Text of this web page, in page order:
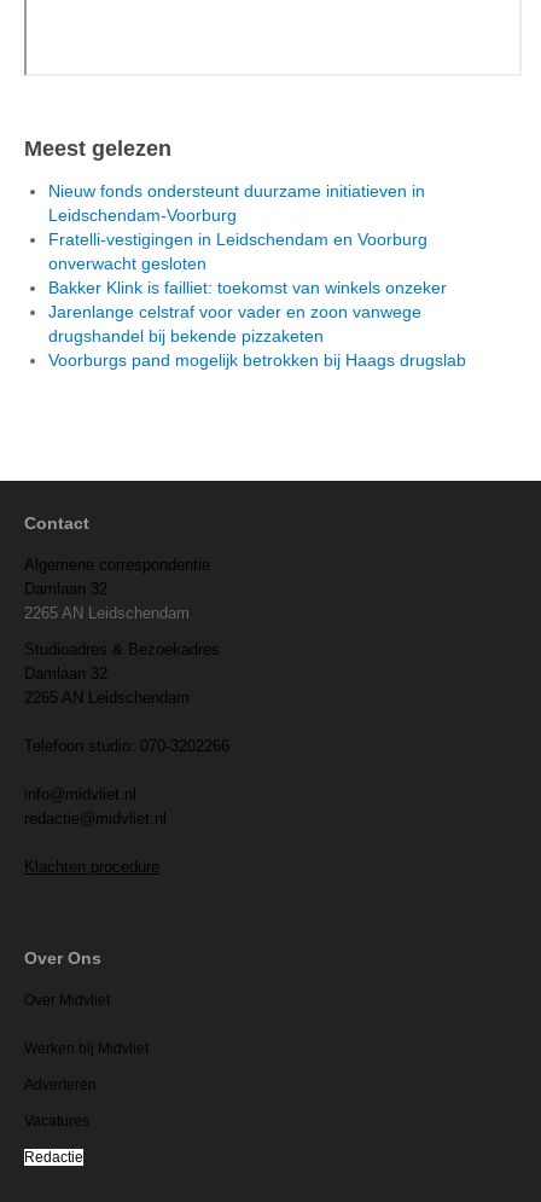
Meest gelezen
Nieuw fonds ondersteunt duurzame initiatieven in
Leidschendam-Voorburg
Fratelli-vestigingen in Leidschendam en Voorburg
onverwacht gesloten
Bakker Klink is failliet: toekomst van winkels onzeker
Jarenlange celstraf voor vader en zoon vanwege
drugshandel bij bekende pizzaketen
Voorburgs pand mogelijk betrokken bij Haags drugslab
Contact
Algemene correspondentie
Damlaan 32
2265 AN Leidschendam
Studioadres & Bezoekadres
Damlaan 32
2265 AN Leidschendam
Telefoon studio: 070-3202266
info@midvliet.nl
redactie@midvliet.nl
Klachten procedure
Over Ons
Over Midvliet
Werken bij Midvliet
Adverteren
Vacatures
Redactie